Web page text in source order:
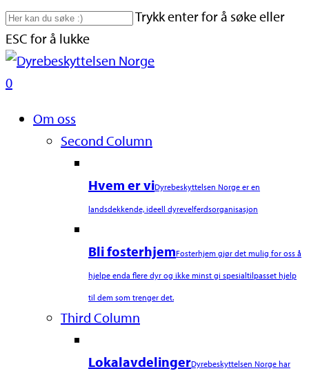
Skip
to
main
content
Trykk enter for å søke eller
ESC for å lukke
Close
Search
search
0
Om oss
Second Column
Hvem er viDyrebeskyttelsen Norge er en
landsdekkende, ideell dyrevelferdsorganisasjon
Bli fosterhjemFosterhjem gjør det mulig for oss å
hjelpe enda flere dyr og ikke minst gi spesialtilpasset hjelp
til dem som trenger det.
Third Column
LokalavdelingerDyrebeskyttelsen Norge har